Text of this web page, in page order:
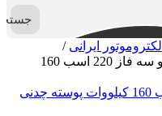
الکتروموتور ایرانی /
الکتروموتور جمکو سه فاز 220 اسب 160